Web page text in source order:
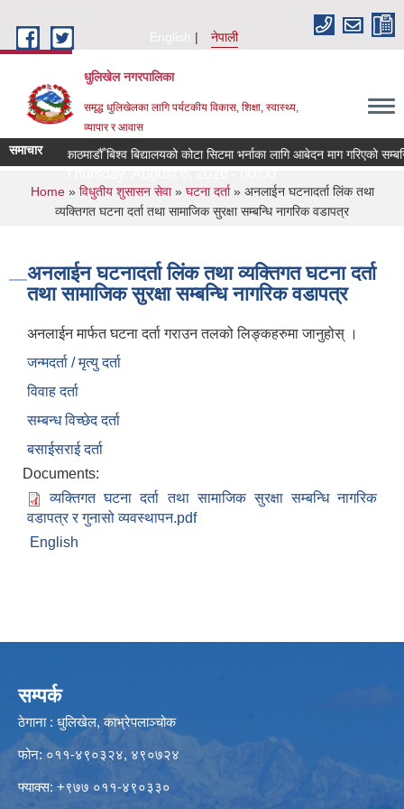
English
नेपाली
धुलिखेल नगरपालिका
समृद्ध धुलिखेलका लागि पर्यटकीय विकास, शिक्षा, स्वास्थ्य,
व्यापार र आवास
समाचार काठमाडौँ बिश्व बिद्यालयको कोटा सिटमा भर्नाका लागि आबेदन माग गरिएको
You are here
Home» विधुतीय शुसासन सेवा» घटना दर्ता» अनलाईन घटनादर्ता लिंक तथा
व्यक्तिगत घटना दर्ता तथा सामाजिक सुरक्षा सम्बन्धि नागरिक वडापत्र
अनलाईन घटनादर्ता लिंक तथा व्यक्तिगत घटना दर्ता
तथा सामाजिक सुरक्षा सम्बन्धि नागरिक वडापत्र
अनलाईन मार्फत घटना दर्ता गराउन तलको लिङ्कहरुमा जानुहोस् ।
जन्मदर्ता / मृत्यु दर्ता
विवाह दर्ता
सम्बन्ध विच्छेद दर्ता
बसाईसराई दर्ता
Documents:
व्यक्तिगत घटना दर्ता तथा सामाजिक सुरक्षा सम्बन्धि नागरिक
वडापत्र र गुनासो व्यवस्थापन.pdf
English
सम्पर्क
ठेगाना : धुलिखेल, काभ्रेपलाञ्चोक
फोन: ०११-४९०३२४, ४९०७२४
फ्याक्स: +९७७ ०११-४९०३३०